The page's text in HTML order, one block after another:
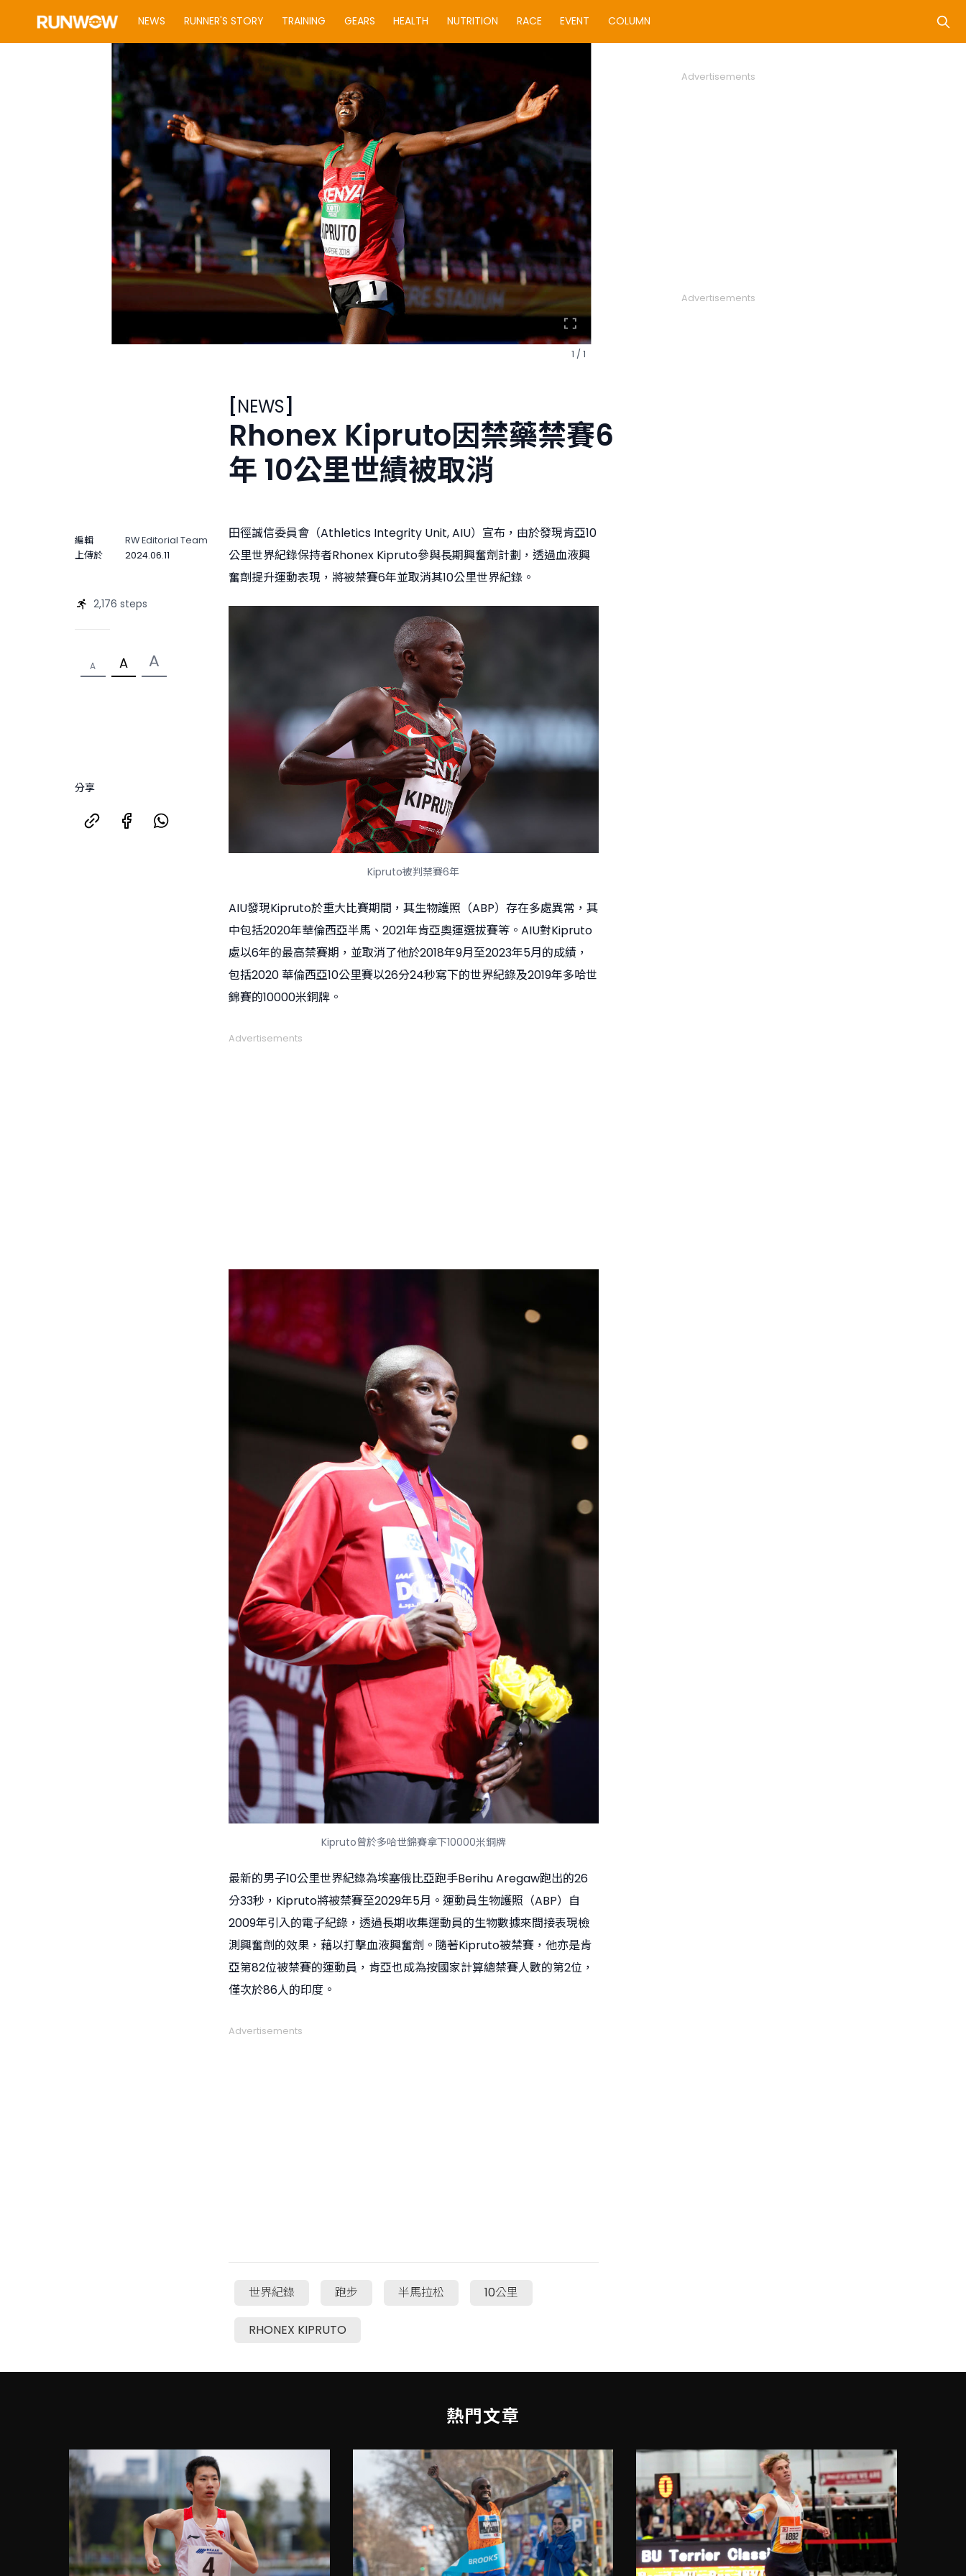
NEWS RUNNER'S STORY TRAINING GEARS HEALTH NUTRITION RACE EVENT COLUMN
1 / 1
NEWS
Rhonex Kipruto因禁藥禁賽6
年 10公里世績被取消
編輯
RW Editorial Team
上傳於
2024.06.11
2,176 steps
A A A
分享
田徑誠信委員會（Athletics Integrity Unit, AIU）宣布，由於發現肯亞10
公里世界紀錄保持者Rhonex Kipruto參與長期興奮劑計劃，透過血液興
奮劑提升運動表現，將被禁賽6年並取消其10公里世界紀錄。
Kipruto被判禁賽6年
AIU發現Kipruto於重大比賽期間，其生物護照（ABP）存在多處異常，其
中包括2020年華倫西亞半馬、2021年肯亞奧運選拔賽等。AIU對Kipruto
處以6年的最高禁賽期，並取消了他於2018年9月至2023年5月的成績，
包括2020 華倫西亞10公里賽以26分24秒寫下的世界紀錄及2019年多哈世
錦賽的10000米銅牌。
Advertisements
Kipruto曾於多哈世錦賽拿下10000米銅牌
最新的男子10公里世界紀錄為埃塞俄比亞跑手Berihu Aregaw跑出的26
分33秒，Kipruto將被禁賽至2029年5月。運動員生物護照（ABP）自
2009年引入的電子紀錄，透過長期收集運動員的生物數據來間接表現檢
測興奮劑的效果，藉以打擊血液興奮劑。隨著Kipruto被禁賽，他亦是肯
亞第82位被禁賽的運動員，肯亞也成為按國家計算總禁賽人數的第2位，
僅次於86人的印度。
Advertisements
世界紀錄 跑步 半馬拉松 10公里
RHONEX KIPRUTO
Advertisements
Advertisements
熱門文章